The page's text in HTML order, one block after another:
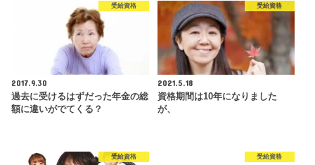
受給資格
2017.9.30
過去に受けるはずだった年金の総
額に違いがでてくる？
受給資格
2021.5.18
資格期間は10年になりました
が、
受給資格 受給資格